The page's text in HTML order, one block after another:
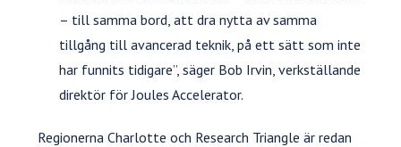
– till samma bord, att dra nytta av samma
tillgång till avancerad teknik, på ett sätt som inte
har funnits tidigare”, säger Bob Irvin, verkställande
direktör för Joules Accelerator.
Regionerna Charlotte och Research Triangle är redan